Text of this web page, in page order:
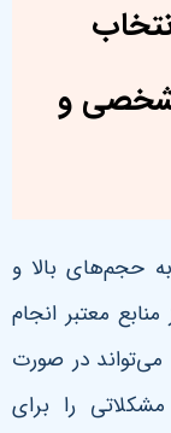
شخصی و
حجم‌های بالا و
معتبر انجام
می‌تواند در صورت
مشکلاتی را برای